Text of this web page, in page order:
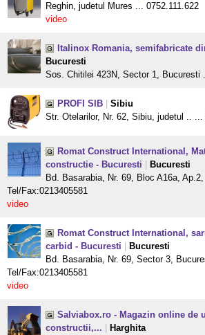
Reghin, judetul Mures ... 0752.111.622
video
Italinox Romania, semifabricate
Bucuresti
Sos. Chitilei 423N, Sector 1, Bucuresti
PROFI SIB
Sibiu
Str. Otelarilor, Nr. 62, Sibiu, judetul .. ...
Romat Construct International,
constructie - Bucuresti
Bucuresti
Bd. Basarabia, Nr. 69, Bloc A16a,
Tel/Fax:0213405581
video
Romat Construct International,
carbid - Bucuresti
Bucuresti
Bd. Basarabia, Nr. 69, Sector 3,
Tel/Fax:0213405581
video
Salviabox.ro - Magazin online de
constructii,...
Harghita